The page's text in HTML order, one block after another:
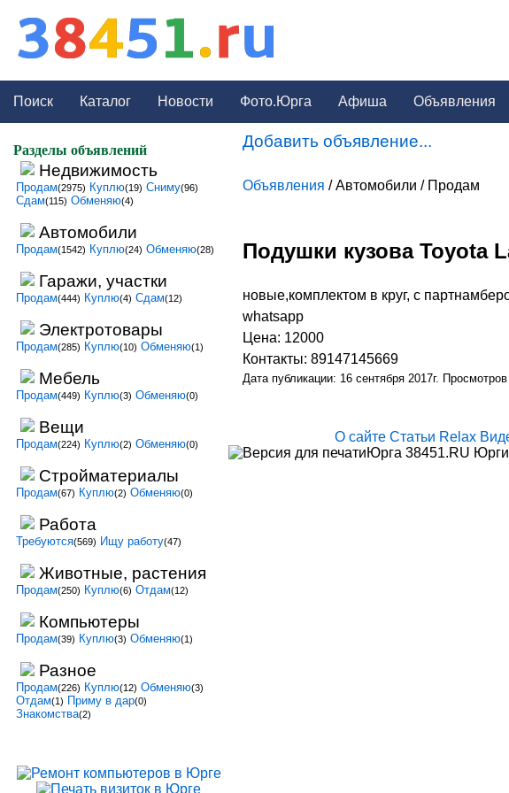
Поиск Каталог Новости Фото.Юрга Афиша Объявления
Добавить объявление...
Объявления / Автомобили / Продам
Подушки кузова Toyota
новые,комплектом в круг, с
whatsapp
Цена: 12000
Контакты: 89147145669
Дата публикации: 16 сентября 2017г.
Разделы объявлений
Недвижимость
Продам(2975) Куплю(19) Сниму(96)
Сдам(115) Обменяю(4)
Автомобили
Продам(1542) Куплю(24) Обменяю(28)
Гаражи, участки
Продам(444) Куплю(4) Сдам(12)
Электротовары
Продам(285) Куплю(10) Обменяю(1)
Мебель
Продам(449) Куплю(3) Обменяю(0)
Вещи
Продам(224) Куплю(2) Обменяю(0)
Стройматериалы
Продам(67) Куплю(2) Обменяю(0)
Работа
Требуются(569) Ищу работу(47)
Животные, растения
Продам(250) Куплю(6) Отдам(12)
Компьютеры
Продам(39) Куплю(3) Обменяю(1)
Разное
Продам(226) Куплю(12) Обменяю(3)
Отдам(1) Приму в дар(0)
Знакомства(2)
О сайте Статьи Relax
Юрга 38451.RU